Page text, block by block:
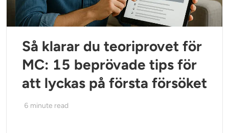
Så klarar du teoriprovet för
MC: 15 beprövade tips för
att lyckas på första försöket
6 minute read